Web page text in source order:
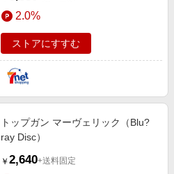
2.0%
ストアにすすむ
トップガン マーヴェリック（Blu?
ray Disc）
￥ 2,640+送料固定